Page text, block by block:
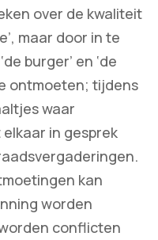
over de kwaliteit
maar door in te
burger’ en ‘de
ontmoeten; tijdens
waar
in gesprek
kan
worden
conflicten